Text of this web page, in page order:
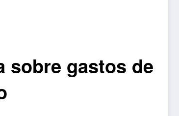
sobre gastos de